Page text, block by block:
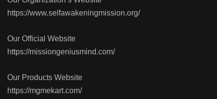
https://www.selfawakeningmission.org/
Our Official Website
https://missiongeniusmind.com/
Our Products Website
https://mgmekart.com/